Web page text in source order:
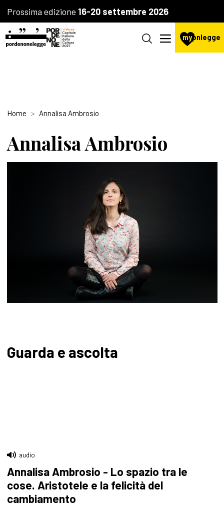
Prossima edizione 16-20 settembre 2026
mypnlegge
Home Annalisa Ambrosio
Annalisa Ambrosio
Guarda e ascolta
audio
Annalisa Ambrosio - Lo spazio tra le
cose. Aristotele e la felicità del
cambiamento